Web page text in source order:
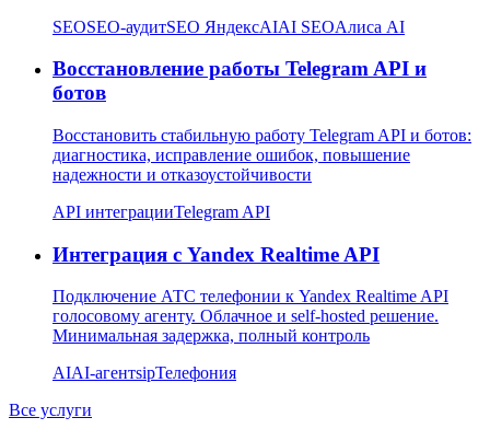
SEOSEO-аудитSEO ЯндексAIAI SEOАлиса AI
Восстановление работы Telegram API и
ботов
Восстановить стабильную работу Telegram API и ботов:
диагностика, исправление ошибок, повышение
надежности и отказоустойчивости
API интеграцииTelegram API
Интеграция с Yandex Realtime API
Подключение АТС телефонии к Yandex Realtime API
голосовому агенту. Облачное и self-hosted решение.
Минимальная задержка, полный контроль
AIAI-агентsipТелефония
Все услуги